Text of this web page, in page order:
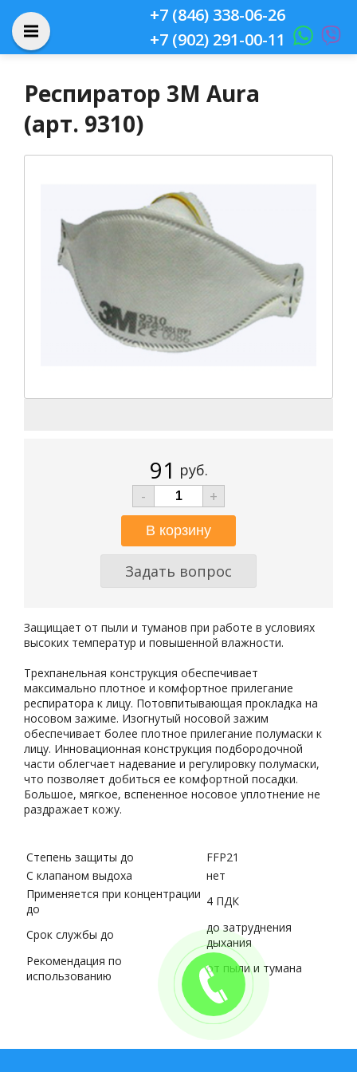
+7 (846) 338-06-26
+7 (902) 291-00-11
Респиратор 3М Aura
(арт. 9310)
91 руб.
-
+
Задать вопрос
Защищает от пыли и туманов при работе в условиях
высоких температур и повышенной влажности.
Трехпанельная конструкция обеспечивает
максимально плотное и комфортное прилегание
респиратора к лицу. Потовпитывающая прокладка на
носовом зажиме. Изогнутый носовой зажим
обеспечивает более плотное прилегание полумаски к
лицу. Инновационная конструкция подбородочной
части облегчает надевание и регулировку полумаски,
что позволяет добиться ее комфортной посадки.
Большое, мягкое, вспененное носовое уплотнение не
раздражает кожу.
Степень защиты до
FFP21
С клапаном выдоха
нет
Применяется при концентрации
до
4 ПДК
Срок службы до
до затруднения
дыхания
Рекомендация по
использованию
от пыли и тумана